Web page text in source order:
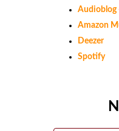
Audioblog
Amazon
Deezer
Spotify